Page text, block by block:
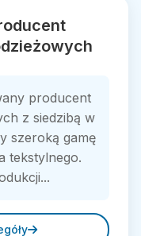
producent
z siedzibą w
szeroką gamę
tekstylnego.